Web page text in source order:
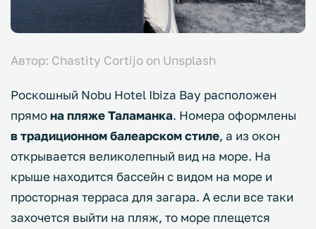
Автор: Chastity Cortijo on Unsplash
Роскошный Nobu Hotel Ibiza Bay расположен
прямона пляже Таламанка. Номера оформлены
в традиционном балеарском стиле, а из окон
открывается великолепный вид на море. На
крыше находится бассейн с видом на море и
просторная терраса для загара. А если все таки
захочется выйти на пляж, то море плещется